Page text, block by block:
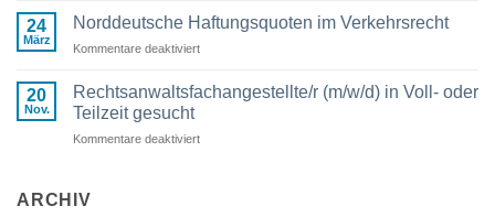
Kraft
Aufsatz
erschienen!
24
März
Norddeutsche Haftungsquoten im Verkehrsrecht
Kommentare deaktiviert
Haftungsquoten
20
Nov.
Rechtsanwaltsfachangestellte/r (m/w/d) in Voll- oder
Teilzeit gesucht
Kommentare deaktiviert
ARCHIV